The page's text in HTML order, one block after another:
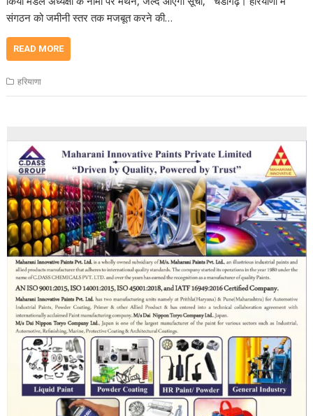
संगठन को जमीनी स्तर तक मजबूत करने की…
READ MORE
हरियाणा